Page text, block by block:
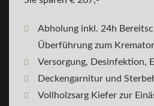
Abholung inkl. 24h
Überführung zum
Versorgung, Desinfektion,
Deckengarnitur und
Vollholzsarg Kiefer zur